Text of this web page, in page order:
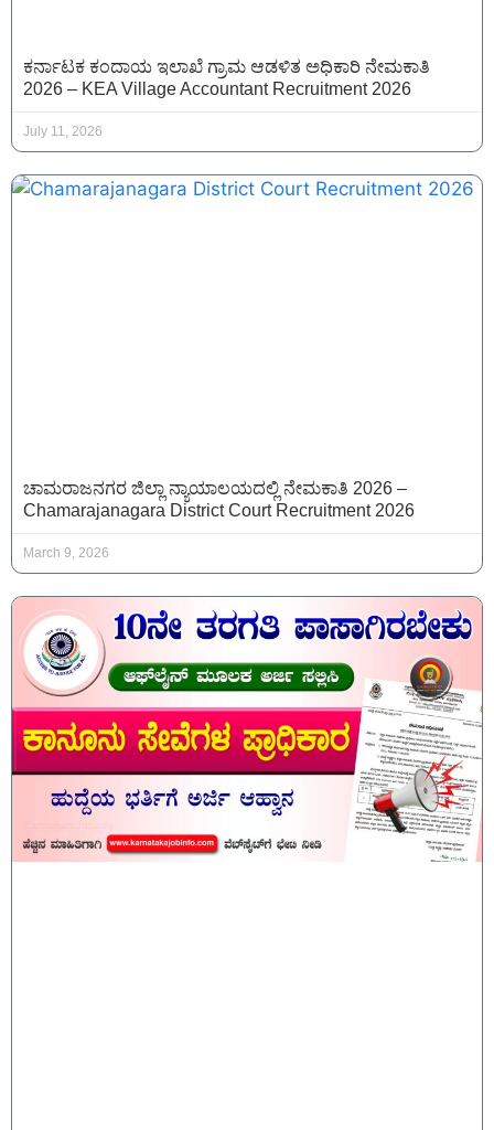
ಕರ್ನಾಟಕ ಕಂದಾಯ ಇಲಾಖೆ ಗ್ರಾಮ ಆಡಳಿತ ಅಧಿಕಾರಿ ನೇಮಕಾತಿ
2026 – KEA Village Accountant Recruitment 2026
July 11, 2026
ಚಾಮರಾಜನಗರ ಜಿಲ್ಲಾ ನ್ಯಾಯಾಲಯದಲ್ಲಿ ನೇಮಕಾತಿ 2026 –
Chamarajanagara District Court Recruitment 2026
March 9, 2026